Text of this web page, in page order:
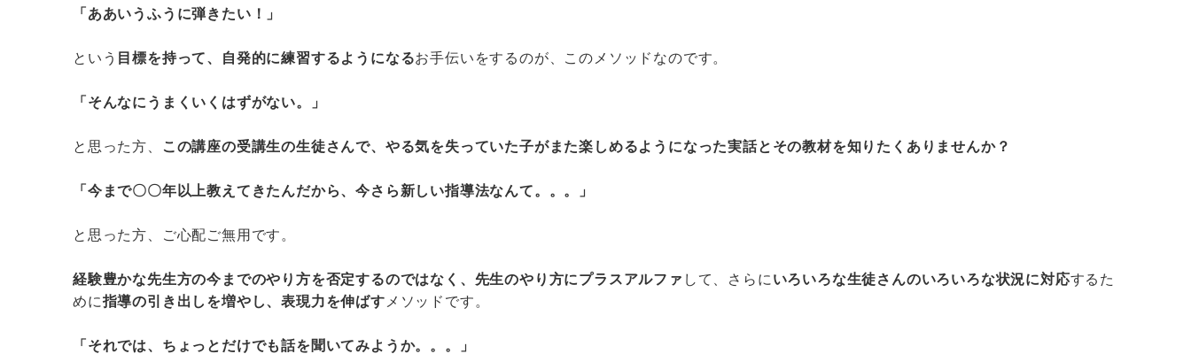
「ああいうふうに弾きたい！」
という 目標を持って、自発的に練習するようになるお手伝いをするのが、このメソッドなのです。
「そんなにうまくいくはずがない。」
と思った方、 この講座の受講生の生徒さんで、やる気を失っていた子がまた楽しめるようになった実話とその教材を知りたくありませんか？
「今まで〇〇年以上教えてきたんだから、今さら新しい指導法なんて。。。」
と思った方、ご心配ご無用です。
経験豊かな先生方の今までのやり方を否定するのではなく、先生のやり方にプラスアルファ して、さらにいろいろな生徒さんのいろいろな状況に対応するた
めに指導の引き出しを増やし、表現力を伸ばすメソッドです。
「それでは、ちょっとだけでも話を聞いてみようか。。。」